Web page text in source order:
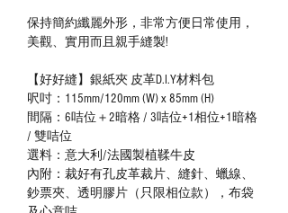
保持簡約纖麗外形，非常方便日常使用，
美觀、實用而且親手縫製!
【好好縫】銀紙夾 皮革D.I.Y材料包
呎吋：115mm/120mm (W) x 85mm (H)
間隔：6咭位＋2暗格 / 3咭位+1相位+1暗格
/ 雙咭位
選料：意大利/法國製植鞣牛皮
內附：裁好有孔皮革裁片、縫針、蠟線、
鈔票夾、透明膠片（只限相位款），布袋